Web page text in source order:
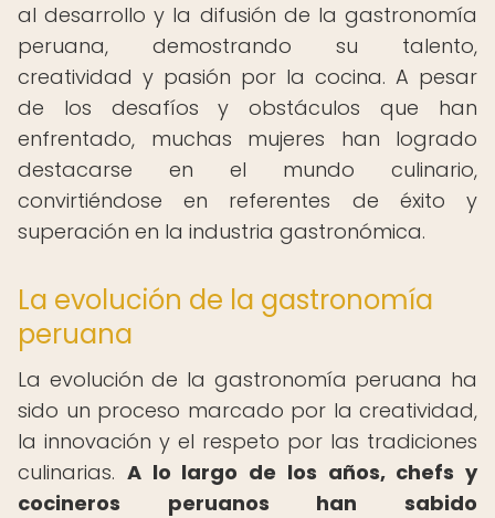
al desarrollo y la difusión de la gastronomía
peruana, demostrando su talento,
creatividad y pasión por la cocina. A pesar
de los desafíos y obstáculos que han
enfrentado, muchas mujeres han logrado
destacarse en el mundo culinario,
convirtiéndose en referentes de éxito y
superación en la industria gastronómica.
La evolución de la gastronomía
peruana
La evolución de la gastronomía peruana ha
sido un proceso marcado por la creatividad,
la innovación y el respeto por las tradiciones
culinarias. A lo largo de los años, chefs y
cocineros peruanos han sabido